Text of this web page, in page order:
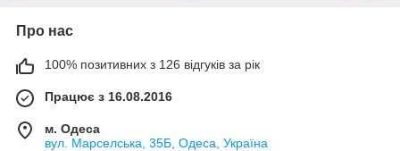
Про нас
100% позитивних з 126 відгуків за рік
Працює з 16.08.2016
м. Одеса
вул. Марселська, 35Б, Одеса, Україна